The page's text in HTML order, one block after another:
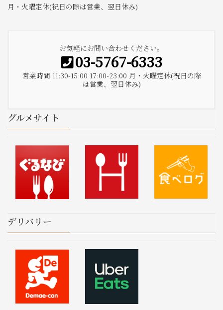
月・火曜定休(祝日の際は営業、翌日休み)
お気軽にお問い合わせください。
03-5767-6333
営業時間 11:30-15:00 17:00-23:00 月・火曜定休(祝日の際
は営業、翌日休み)
グルメサイト
デリバリー